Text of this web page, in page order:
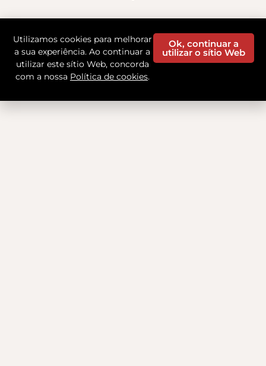
Utilizamos cookies para melhorar
a sua experiência. Ao continuar a
utilizar este sítio Web, concorda
com a nossa Política de cookies.
Ok, continuar a
utilizar o sítio Web